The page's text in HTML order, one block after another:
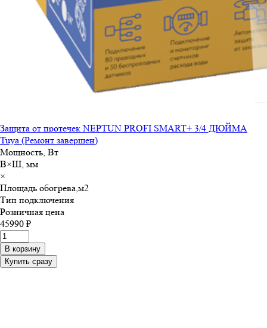
Защита от протечек NEPTUN PROFI SMART+ 3/4 ДЮЙМА
Tuya (Ремонт завершен)
Мощность, Вт
В×Ш, мм
×
Площадь обогрева,м2
Тип подключения
Розничная цена
45990 ₽
В корзину
Купить сразу